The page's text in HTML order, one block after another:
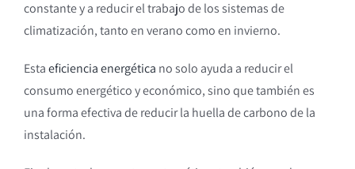
constante y a reducir el trabajo de los sistemas de
climatización, tanto en verano como en invierno.
Estaeficiencia energética no solo ayuda a reducir el
consumo energético y económico, sino que también es
una forma efectiva de reducir la huella de carbono de la
instalación.